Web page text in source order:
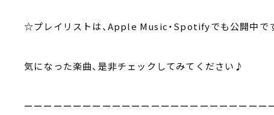
☆プレイリストは、Apple Music・Spotifyでも公開中で
気になった楽曲、是非チェックしてみてください♪
ーーーーーーーーーーーーーーーーーーーーーーーーー